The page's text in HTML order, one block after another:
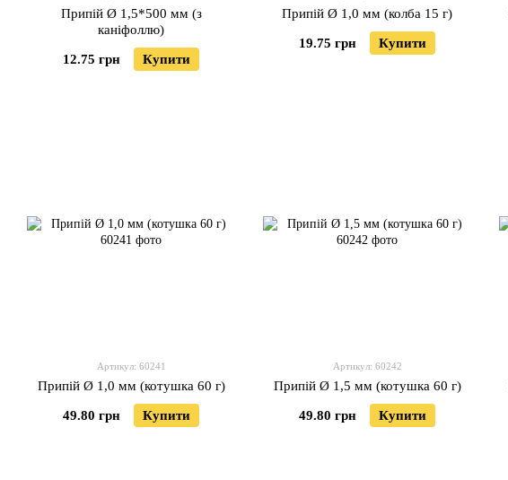
Припій Ø 1,5*500 мм (з
каніфоллю)
12.75 грн Купити
Припій Ø 1,0 мм (колба 15 г)
19.75 грн Купити
Артикул: 60241
Припій Ø 1,0 мм (котушка 60 г)
49.80 грн Купити
Артикул: 60242
Припій Ø 1,5 мм (котушка 60 г)
49.80 грн Купити